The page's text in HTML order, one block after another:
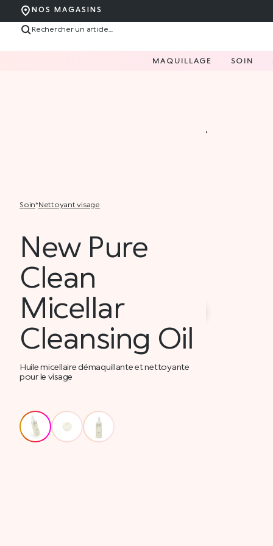
NOS MAGASINS
MAQUILLAGE SOIN
soin* nettoyant visage
New Pure
Clean
Micellar
Cleansing Oil
Huile micellaire démaquillante et nettoyante
pour le visage